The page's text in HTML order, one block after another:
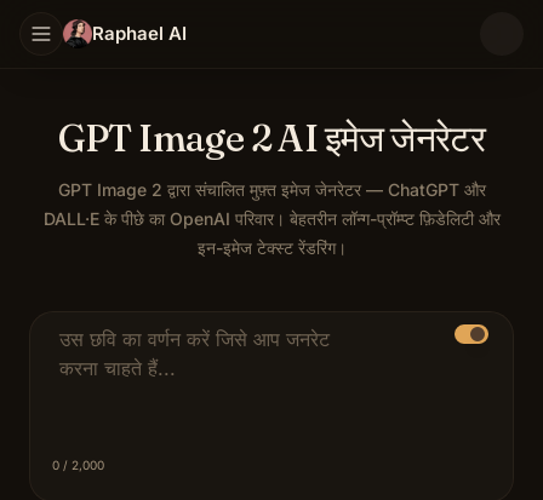
Raphael AI
GPT Image 2 AI इमेज जेनरेटर
GPT Image 2 द्वारा संचालित मुफ़्त इमेज जेनरेटर — ChatGPT और
DALL·E के पीछे का OpenAI परिवार। बेहतरीन लॉन्ग-प्रॉम्प्ट फ़िडेलिटी और
इन-इमेज टेक्स्ट रेंडरिंग।
विवरण प्रॉम्प्ट
0 / 2,000